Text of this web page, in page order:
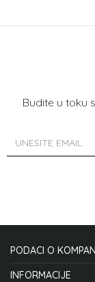
DODAJ U
Budite u toku
PODACI O
CYCLO MANIA
INFORMACIJE